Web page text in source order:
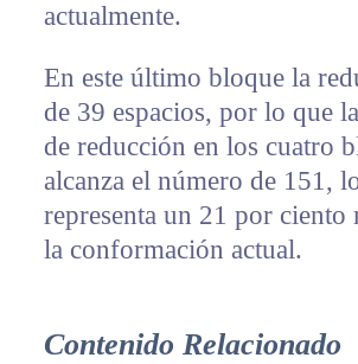
actualmente.
En este último bloque la
de 39 espacios, por lo que
de reducción en los cuatro
alcanza el número de 151,
representa un 21 por ciento
la conformación actual.
Contenido Relacionado